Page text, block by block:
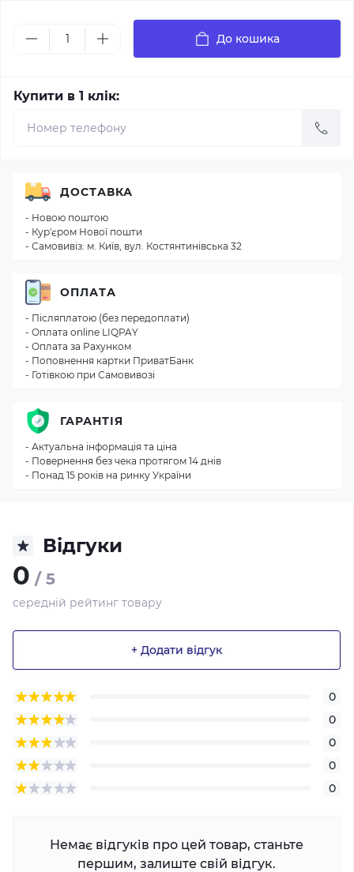
До кошика
Купити в 1 клік:
Відгуки
0 / 5
середній рейтинг товару
+ Додати відгук
0
0
0
0
0
Немає відгуків про цей товар, станьте
першим, залиште свій відгук.
ДОСТАВКА
- Новою поштою
- Кур'єром Нової пошти
- Самовивіз: м. Київ, вул. Костянтинівська 32
ОПЛАТА
- Післяплатою (без передоплати)
- Оплата online LIQPAY
- Оплата за Рахунком
- Поповнення картки ПриватБанк
- Готівкою при Самовивозі
ГАРАНТІЯ
- Актуальна інформація та ціна
- Повернення без чека протягом 14 днів
- Понад 15 років на ринку України